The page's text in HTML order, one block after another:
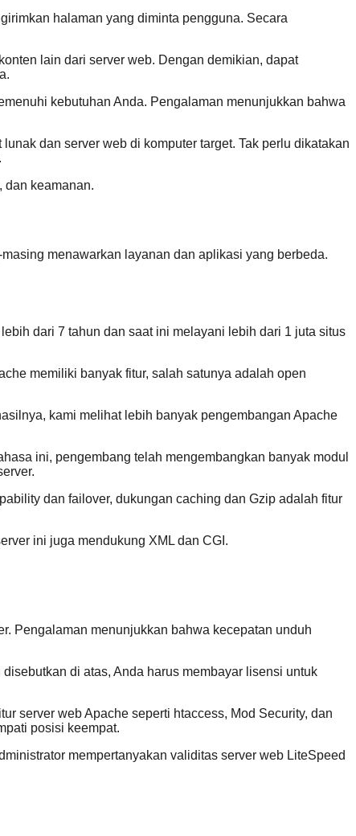
halaman yang diminta pengguna. Secara
lain dari server web. Dengan demikian, dapat
kebutuhan Anda. Pengalaman menunjukkan bahwa
dan server web di komputer target. Tak perlu dikatakan
dan keamanan.
menawarkan layanan dan aplikasi yang berbeda.
dari 7 tahun dan saat ini melayani lebih dari 1 juta situs
memiliki banyak fitur, salah satunya adalah open
kami melihat lebih banyak pengembangan Apache
ini, pengembang telah mengembangkan banyak modul
dan failover, dukungan caching dan Gzip adalah fitur
ini juga mendukung XML dan CGI.
Pengalaman menunjukkan bahwa kecepatan unduh
di atas, Anda harus membayar lisensi untuk
server web Apache seperti htaccess, Mod Security, dan
posisi keempat.
mempertanyakan validitas server web LiteSpeed